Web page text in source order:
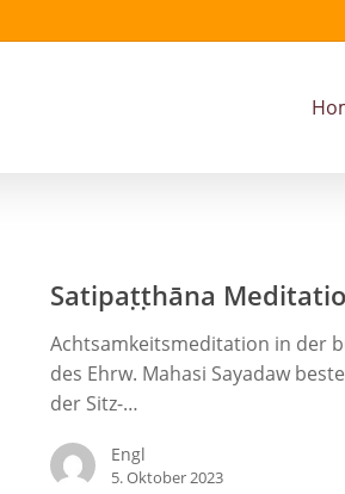
Satipaṭṭhāna
Achtsamkeitsmeditation in der
des Ehrw. Mahasi Sayadaw
der Sitz-…
Engl
5. Oktober 2023